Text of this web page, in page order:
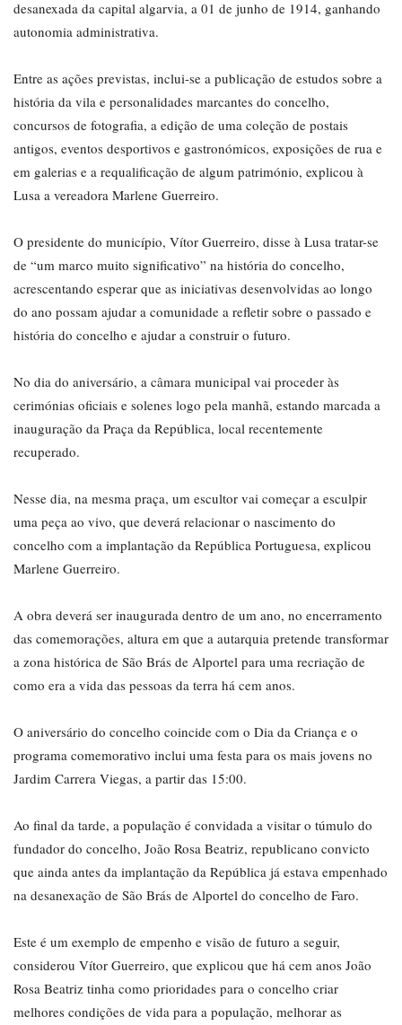
desanexada da capital algarvia, a 01 de junho de 1914, ganhando
autonomia administrativa.
Entre as ações previstas, inclui-se a publicação de estudos sobre a
história da vila e personalidades marcantes do concelho,
concursos de fotografia, a edição de uma coleção de postais
antigos, eventos desportivos e gastronómicos, exposições de rua e
em galerias e a requalificação de algum património, explicou à
Lusa a vereadora Marlene Guerreiro.
O presidente do município, Vítor Guerreiro, disse à Lusa tratar-se
de “um marco muito significativo” na história do concelho,
acrescentando esperar que as iniciativas desenvolvidas ao longo
do ano possam ajudar a comunidade a refletir sobre o passado e
história do concelho e ajudar a construir o futuro.
No dia do aniversário, a câmara municipal vai proceder às
cerimónias oficiais e solenes logo pela manhã, estando marcada a
inauguração da Praça da República, local recentemente
recuperado.
Nesse dia, na mesma praça, um escultor vai começar a esculpir
uma peça ao vivo, que deverá relacionar o nascimento do
concelho com a implantação da República Portuguesa, explicou
Marlene Guerreiro.
A obra deverá ser inaugurada dentro de um ano, no encerramento
das comemorações, altura em que a autarquia pretende transformar
a zona histórica de São Brás de Alportel para uma recriação de
como era a vida das pessoas da terra há cem anos.
O aniversário do concelho coincide com o Dia da Criança e o
programa comemorativo inclui uma festa para os mais jovens no
Jardim Carrera Viegas, a partir das 15:00.
Ao final da tarde, a população é convidada a visitar o túmulo do
fundador do concelho, João Rosa Beatriz, republicano convicto
que ainda antes da implantação da República já estava empenhado
na desanexação de São Brás de Alportel do concelho de Faro.
Este é um exemplo de empenho e visão de futuro a seguir,
considerou Vítor Guerreiro, que explicou que há cem anos João
Rosa Beatriz tinha como prioridades para o concelho criar
melhores condições de vida para a população, melhorar as